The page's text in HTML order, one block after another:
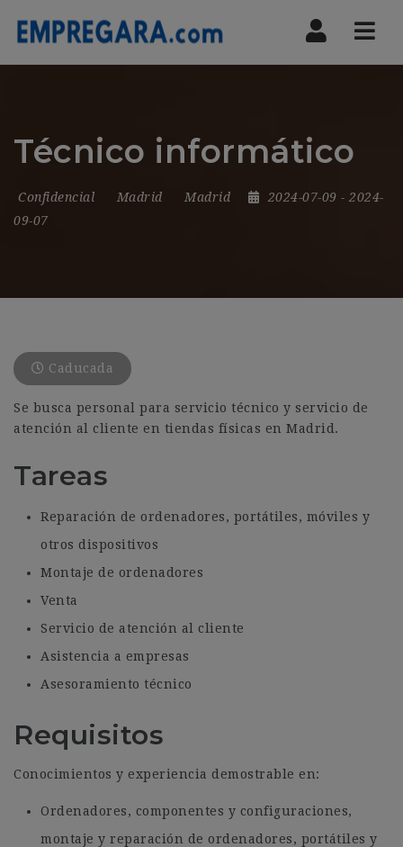
Técnico informático
Confidencial Madrid Madrid 2024-07-09 - 2024-
09-07
Caducada
Se busca personal para servicio técnico y servicio de
atención al cliente en tiendas físicas en Madrid.
Tareas
Reparación de ordenadores, portátiles, móviles y
otros dispositivos
Montaje de ordenadores
Venta
Servicio de atención al cliente
Asistencia a empresas
Asesoramiento técnico
Requisitos
Conocimientos y experiencia demostrable en:
Ordenadores, componentes y configuraciones,
montaje y reparación de ordenadores, portátiles y